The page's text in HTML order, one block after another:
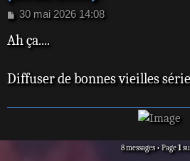
M
s
g
30 mai 2026 14:08
Ah ça....
Diffuser de bonnes vieilles
8 messages • Page1